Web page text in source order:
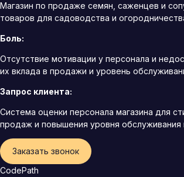
Магазин по продаже семян, саженцев и
товаров для садоводства и
Боль:
Отсутствие мотивации у персонала и
их вклада в продажи и уровень
Запрос клиента:
Система оценки персонала магазина для
продаж и повышения уровня обслуживания
Заказать звонок
CodePath